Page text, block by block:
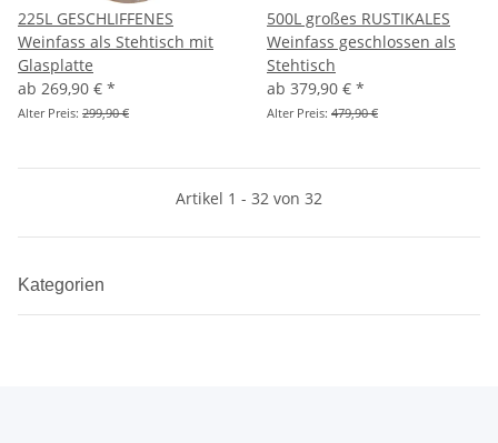
225L GESCHLIFFENES
Weinfass als Stehtisch mit
Glasplatte
ab 269,90 € *
Alter Preis: 299,90 €
500L großes RUSTIKALES
Weinfass geschlossen als
Stehtisch
ab 379,90 € *
Alter Preis: 479,90 €
Artikel 1 - 32 von 32
Kategorien